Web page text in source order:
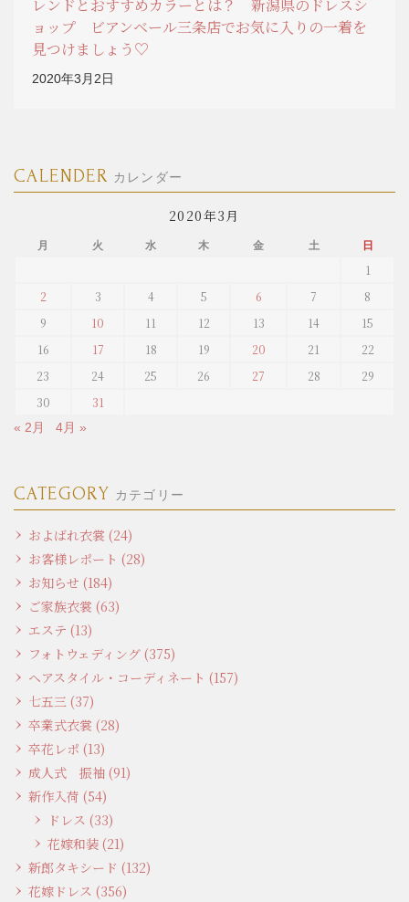
レンドとおすすめカラーとは？ 新潟県のドレスシ
ョップ ビアンベール三条店でお気に入りの一着を
見つけましょう♡
2020年3月2日
CALENDER カレンダー
2020年3月
月 火 水 木 金 土 日
1
2
3 4 5 6 7
8
9
10 11 12 13 14
15
16
17 18 19 20 21
22
23
24 25 26 27 28
29
30
31
« 2月 4月 »
CATEGORY カテゴリー
およばれ衣裳 (24)
お客様レポート (28)
お知らせ (184)
ご家族衣裳 (63)
エステ (13)
フォトウェディング (375)
ヘアスタイル・コーディネート (157)
七五三 (37)
卒業式衣裳 (28)
卒花レポ (13)
成人式 振袖 (91)
新作入荷 (54)
ドレス (33)
花嫁和装 (21)
新郎タキシード (132)
花嫁ドレス (356)